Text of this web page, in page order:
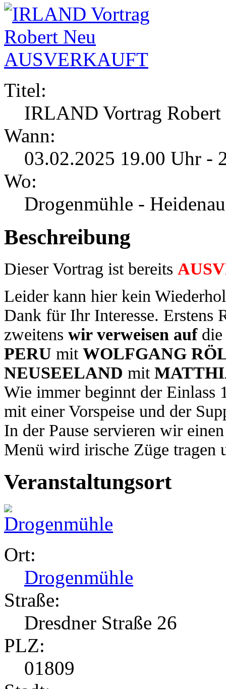
Titel:
IRLAND Vortrag
Wann:
03.02.2025 19.00 Uhr -
Wo:
Drogenmühle - Heidenau
Beschreibung
Dieser Vortrag ist bereits
Leider kann hier kein
Dank für Ihr Interesse. Erstens
zweitens wir verweisen auf
PERU mit WOLFGANG
NEUSEELAND mit
Wie immer beginnt der Einlass
mit einer Vorspeise und der
In der Pause servieren wir
Menü wird irische Züge tragen
Veranstaltungsort
Ort:
Drogenmühle
Straße:
Dresdner Straße 26
PLZ:
01809